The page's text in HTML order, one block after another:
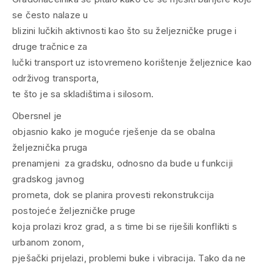
se često nalaze u
blizini lučkih aktivnosti kao što su željezničke pruge i
druge tračnice za
lučki transport uz istovremeno korištenje željeznice kao
održivog transporta,
te što je sa skladištima i silosom.
Obersnel je
objasnio kako je moguće rješenje da se obalna
željeznička pruga
prenamjeni za gradsku, odnosno da bude u funkciji
gradskog javnog
prometa, dok se planira provesti rekonstrukcija
postojeće željezničke pruge
koja prolazi kroz grad, a s time bi se riješili konflikti s
urbanom zonom,
pješački prijelazi, problemi buke i vibracija. Tako da ne